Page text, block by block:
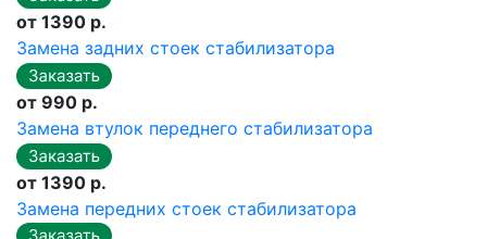
от 1390 р.
Замена задних стоек стабилизатора
от 990 р.
Замена втулок переднего стабилизатора
от 1390 р.
Замена передних стоек стабилизатора